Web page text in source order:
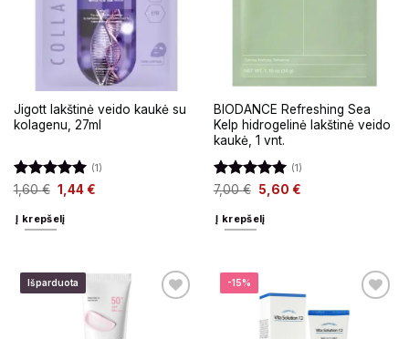
Jigott lakštinė veido kaukė su
kolagenu, 27ml
Įvertinimas:
(1)
1,60€ 1,44€
Į krepšelį
BIODANCE Refreshing Sea
Kelp hidrogelinė lakštinė veido
kaukė, 1 vnt.
Įvertinimas:
(1)
7,00€ 5,60 €
Į krepšelį
Išparduota -15%